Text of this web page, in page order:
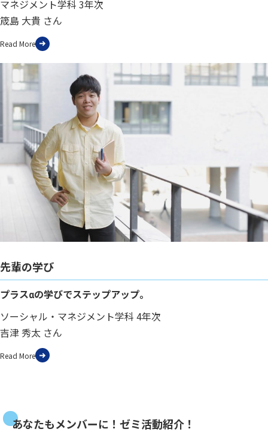
マネジメント学科 3年次
筬島 大貴 さん
Read More
先輩の学び
プラスαの学びでステップアップ。
ソーシャル・マネジメント学科 4年次
吉津 秀太 さん
Read More
あなたもメンバーに！ゼミ活動紹介！